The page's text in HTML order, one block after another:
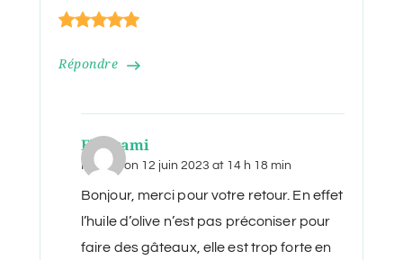
Répondre
Eldorami
Posted on 12 juin 2023 at 14 h 18 min
Bonjour, merci pour votre retour. En effet
l’huile d’olive n’est pas préconiser pour
faire des gâteaux, elle est trop forte en